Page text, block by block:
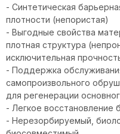
- Cинтетическая
плотности (непористая)
- Выгодные свойства
плотная структура
исключительная
- Поддержка
самопроизвольного
для регенерации
- Легкое восстановление
- Нерезорбируемый,